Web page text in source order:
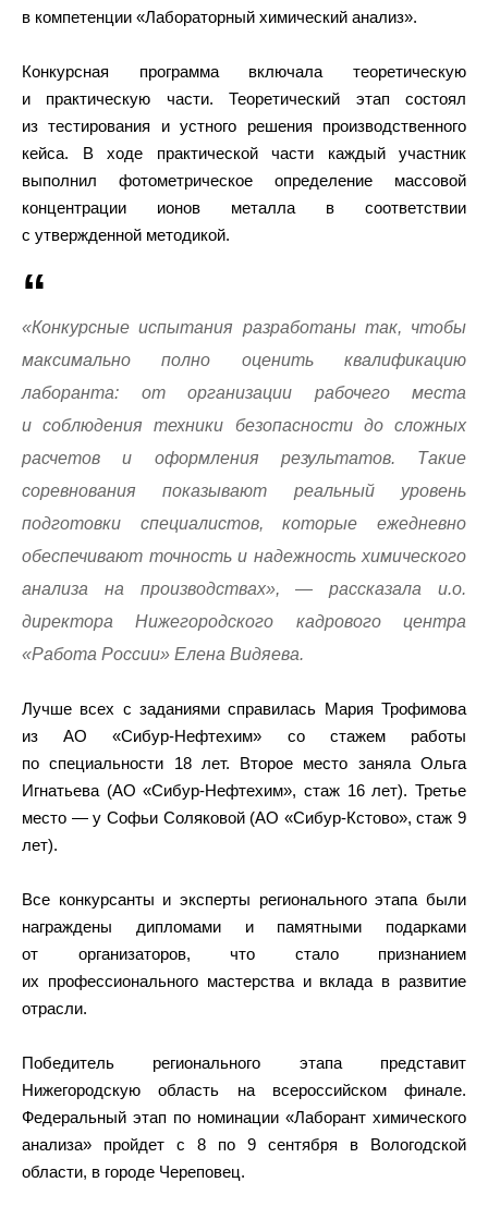
в компетенции «Лабораторный химический анализ».
Конкурсная программа включала теоретическую
и практическую части. Теоретический этап состоял
из тестирования и устного решения производственного
кейса. В ходе практической части каждый участник
выполнил фотометрическое определение массовой
концентрации ионов металла в соответствии
с утвержденной методикой.
«Конкурсные испытания разработаны так, чтобы
максимально полно оценить квалификацию
лаборанта: от организации рабочего места
и соблюдения техники безопасности до сложных
расчетов и оформления результатов. Такие
соревнования показывают реальный уровень
подготовки специалистов, которые ежедневно
обеспечивают точность и надежность химического
анализа на производствах», — рассказала и.о.
директора Нижегородского кадрового центра
«Работа России» Елена Видяева.
Лучше всех с заданиями справилась Мария Трофимова
из АО «Сибур-Нефтехим» со стажем работы
по специальности 18 лет. Второе место заняла Ольга
Игнатьева (АО «Сибур-Нефтехим», стаж 16 лет). Третье
место — у Софьи Соляковой (АО «Сибур-Кстово», стаж 9
лет).
Все конкурсанты и эксперты регионального этапа были
награждены дипломами и памятными подарками
от организаторов, что стало признанием
их профессионального мастерства и вклада в развитие
отрасли.
Победитель регионального этапа представит
Нижегородскую область на всероссийском финале.
Федеральный этап по номинации «Лаборант химического
анализа» пройдет с 8 по 9 сентября в Вологодской
области, в городе Череповец.